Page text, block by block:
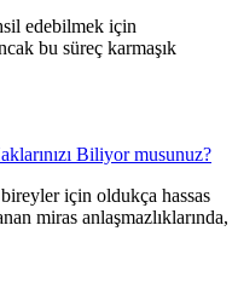
edebilmek için
bu süreç karmaşık
Biliyor musunuz?
bireyler için oldukça hassas
miras anlaşmazlıklarında,